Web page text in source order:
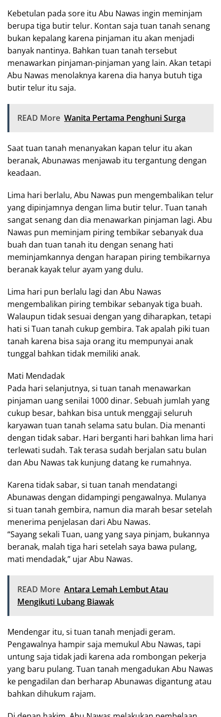
Kebetulan pada sore itu Abu Nawas ingin meminjam
berupa tiga butir telur. Kontan saja tuan tanah senang
bukan kepalang karena pinjaman itu akan menjadi
banyak nantinya. Bahkan tuan tanah tersebut
menawarkan pinjaman-pinjaman yang lain. Akan tetapi
Abu Nawas menolaknya karena dia hanya butuh tiga
butir telur itu saja.
READ More Wanita Pertama Penghuni Surga
Saat tuan tanah menanyakan kapan telur itu akan
beranak, Abunawas menjawab itu tergantung dengan
keadaan.
Lima hari berlalu, Abu Nawas pun mengembalikan telur
yang dipinjamnya dengan lima butir telur. Tuan tanah
sangat senang dan dia menawarkan pinjaman lagi. Abu
Nawas pun meminjam piring tembikar sebanyak dua
buah dan tuan tanah itu dengan senang hati
meminjamkannya dengan harapan piring tembikarnya
beranak kayak telur ayam yang dulu.
Lima hari pun berlalu lagi dan Abu Nawas
mengembalikan piring tembikar sebanyak tiga buah.
Walaupun tidak sesuai dengan yang diharapkan, tetapi
hati si Tuan tanah cukup gembira. Tak apalah piki tuan
tanah karena bisa saja orang itu mempunyai anak
tunggal bahkan tidak memiliki anak.
Mati Mendadak
Pada hari selanjutnya, si tuan tanah menawarkan
pinjaman uang senilai 1000 dinar. Sebuah jumlah yang
cukup besar, bahkan bisa untuk menggaji seluruh
karyawan tuan tanah selama satu bulan. Dia menanti
dengan tidak sabar. Hari berganti hari bahkan lima hari
terlewati sudah. Tak terasa sudah berjalan satu bulan
dan Abu Nawas tak kunjung datang ke rumahnya.
Karena tidak sabar, si tuan tanah mendatangi
Abunawas dengan didampingi pengawalnya. Mulanya
si tuan tanah gembira, namun dia marah besar setelah
menerima penjelasan dari Abu Nawas.
“Sayang sekali Tuan, uang yang saya pinjam, bukannya
beranak, malah tiga hari setelah saya bawa pulang,
mati mendadak,” ujar Abu Nawas.
READ More Antara Lemah Lembut Atau
Mengikuti Lubang Biawak
Mendengar itu, si tuan tanah menjadi geram.
Pengawalnya hampir saja memukul Abu Nawas, tapi
untung saja tidak jadi karena ada rombongan pekerja
yang baru pulang. Tuan tanah mengadukan Abu Nawas
ke pengadilan dan berharap Abunawas digantung atau
bahkan dihukum rajam.